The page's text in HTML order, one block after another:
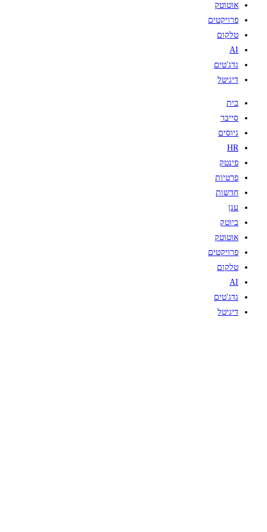
אוטוטק
פרויקטים
טלקום
AI
גדג'טים
דיגיטל
בית
סייבר
גיוסים
HR
פינטק
פרטיות
חדשות
ענן
ביוטק
אוטוטק
פרויקטים
טלקום
AI
גדג'טים
דיגיטל